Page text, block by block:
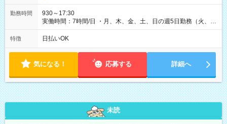
勤務時間
930～17:30
実働時間：7時間/日 ・月、木、金、土、日の週5日勤務（火、水
は固定休です／夏季、年末年始等、長期休暇有り！） ・ワンシ
フト！ 残業ほぼナシ（0～5h/月）
特徴 日払いOK
気になる！ 応募する 詳細へ
未読